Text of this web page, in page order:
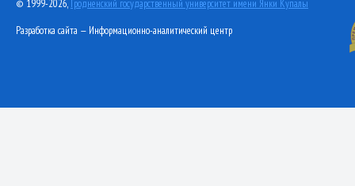
© 1999-2026, Гродненский государственный университет имени Янки Купалы
Разработка сайта — Информационно-аналитический центр